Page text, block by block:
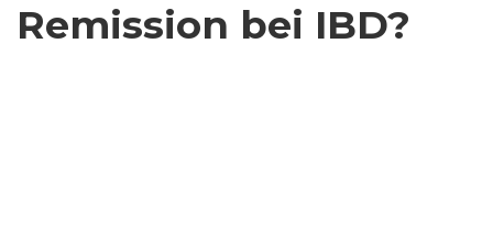
Remission bei IBD?